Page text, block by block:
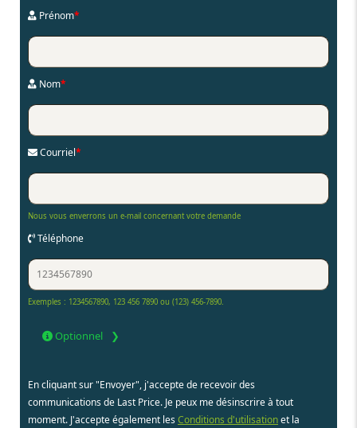
Prénom*
Nom*
Courriel*
Nous vous enverrons un e-mail concernant votre demande
Téléphone
Exemples : 1234567890, 123 456 7890 ou (123) 456-7890.
Optionnel
En cliquant sur "Envoyer", j'accepte de recevoir des
communications de Last Price. Je peux me désinscrire à tout
moment. J'accepte également les Conditions d'utilisationet la